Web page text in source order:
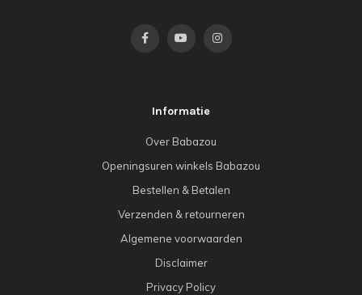
Informatie
Over Babazou
Openingsuren winkels Babazou
Bestellen & Betalen
Verzenden & retourneren
Algemene voorwaarden
Disclaimer
Privacy Policy